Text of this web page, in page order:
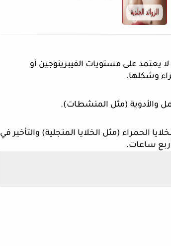
وشكلها.
ساعات.